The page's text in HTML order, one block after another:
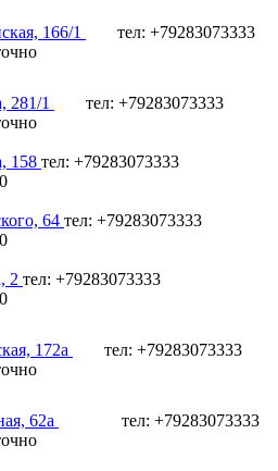
166/1
тел: +79283073333
281/1
тел: +79283073333
158 тел: +79283073333
64 тел: +79283073333
2 тел: +79283073333
172а
тел: +79283073333
62а
тел: +79283073333